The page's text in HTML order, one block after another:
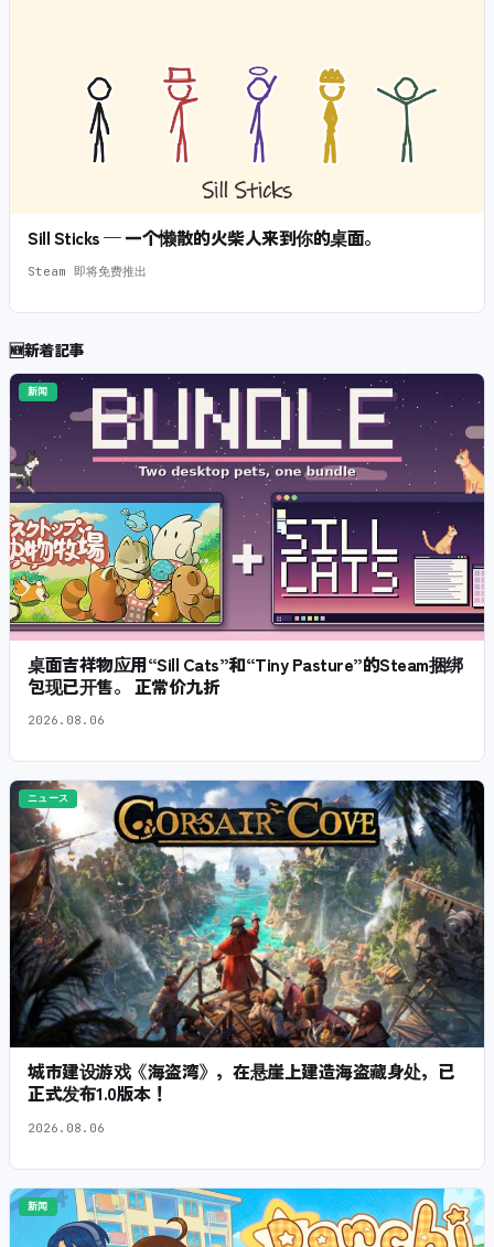
Sill Sticks — 一个懒散的火柴人来到你的桌面。
Steam 即将免费推出
🆕新着記事
新闻
桌面吉祥物应用“Sill Cats”和“Tiny Pasture”的Steam捆绑
包现已开售。 正常价九折
2026.08.06
ニュース
城市建设游戏《海盗湾》，在悬崖上建造海盗藏身处，已
正式发布1.0版本！
2026.08.06
新闻